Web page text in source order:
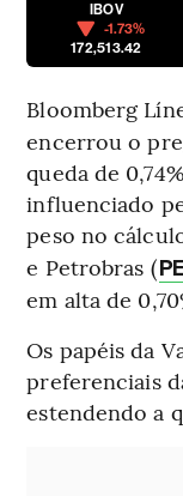
IBOV
-1.73%
172,513.42
Bloomberg
encerrou o
queda de
influenciado
peso no
e Petrobras (
em alta de
Os papéis da
preferenciais
estendendo a